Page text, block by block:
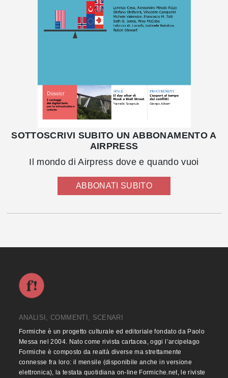
SOTTOSCRIVI SUBITO UN ABBONAMENTO A
AIRPRESS
Il mondo di Airpress dove e quando vuoi
ABBONATI SUBITO
ANALISI, COMMENTI, SCENARI
Formiche è un progetto culturale ed editoriale fondato da Paolo
Messa nel 2004. Nato come rivista cartacea, oggi l’arcipelago
Formiche è composto da realtà diverse ma strettamente
connesse fra loro: il mensile (disponibile anche in versione
elettronica), la testata quotidiana on-line Formiche.net, le riviste